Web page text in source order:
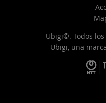
Ubigi©. Todos
Ubigi, una